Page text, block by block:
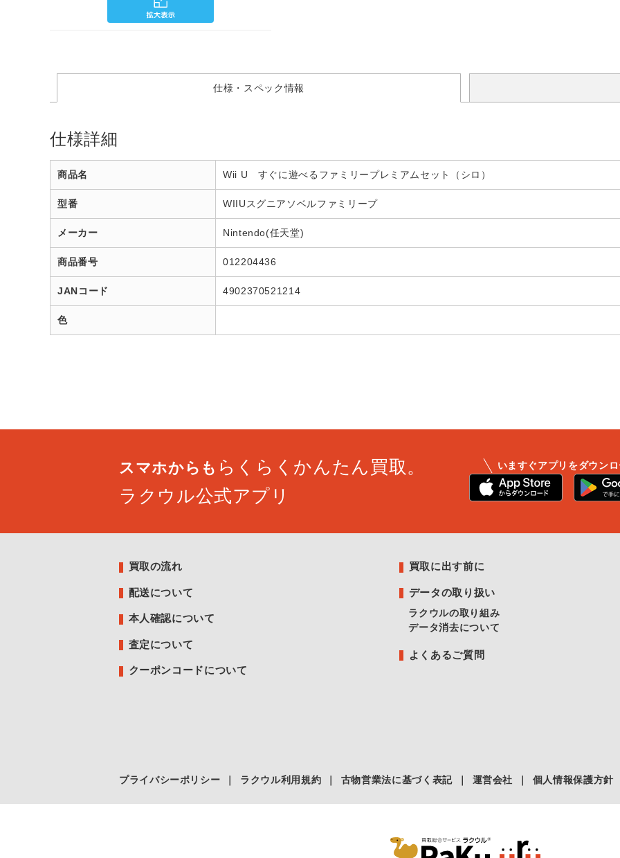
仕様・スペック情報
仕様詳細
商品名 Wii U すぐに遊べるファミリープレミアムセット（シロ）
型番 WIIUスグニアソベルファミリープ
メーカー Nintendo(任天堂)
商品番号 012204436
JANコード 4902370521214
色
スマホからも らくらくかんたん買取。
ラクウル公式アプリ
いますぐアプリをダウン
買取の流れ
配送について
本人確認について
査定について
クーポンコードについて
買取に出す前に
データの取り扱い
ラクウルの取り組み
データ消去について
よくあるご質問
プライバシーポリシー ラクウル利用規約 古物営業法に基づく表記 運営会社 個人情報保護方針